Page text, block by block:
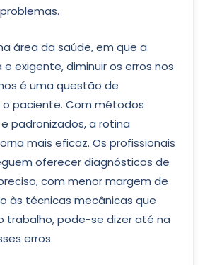
área da saúde, em que a
exigente, diminuir os erros nos
é uma questão de
paciente. Com métodos
padronizados, a rotina
mais eficaz. Os profissionais
oferecer diagnósticos de
com menor margem de
às técnicas mecânicas que
trabalho, pode-se dizer até na
erros.